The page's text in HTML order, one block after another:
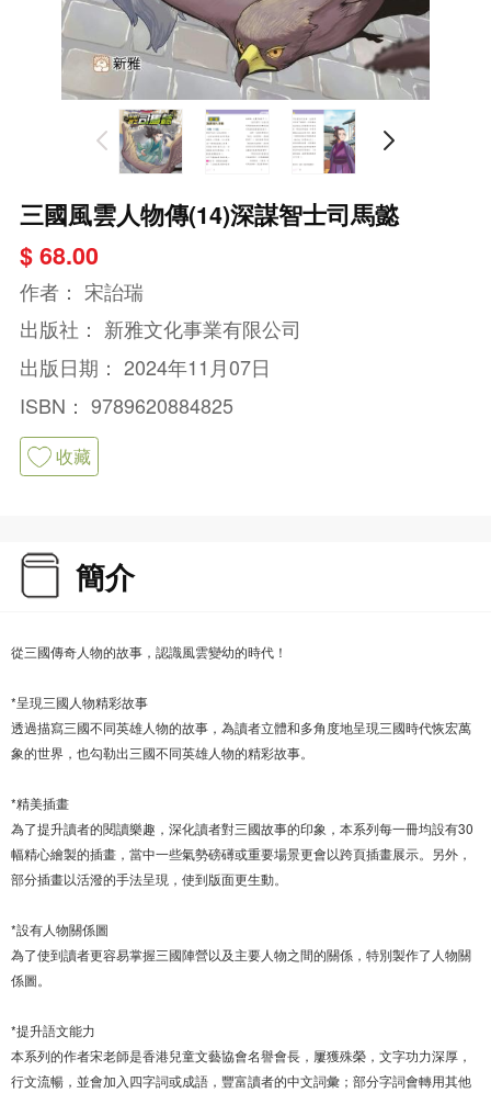
三國風雲人物傳(14)深謀智士司馬懿
$ 68.00
作者： 宋詒瑞
出版社： 新雅文化事業有限公司
出版日期： 2024年11月07日
ISBN： 9789620884825
收藏
簡介
從三國傳奇人物的故事，認識風雲變幼的時代！
*呈現三國人物精彩故事
透過描寫三國不同英雄人物的故事，為讀者立體和多角度地呈現三國時代恢宏萬
象的世界，也勾勒出三國不同英雄人物的精彩故事。
*精美插畫
為了提升讀者的閱讀樂趣，深化讀者對三國故事的印象，本系列每一冊均設有30
幅精心繪製的插畫，當中一些氣勢磅礡或重要場景更會以跨頁插畫展示。另外，
部分插畫以活潑的手法呈現，使到版面更生動。
*設有人物關係圖
為了使到讀者更容易掌握三國陣營以及主要人物之間的關係，特別製作了人物關
係圖。
*提升語文能力
本系列的作者宋老師是香港兒童文藝協會名譽會長，屢獲殊榮，文字功力深厚，
行文流暢，並會加入四字詞或成語，豐富讀者的中文詞彙；部分字詞會轉用其他